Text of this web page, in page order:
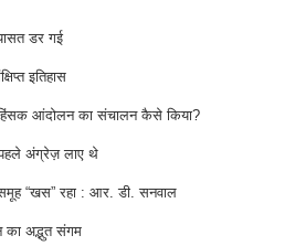
डर गई
इतिहास
आंदोलन का संचालन कैसे किया?
अंग्रेज़ लाए थे
“खस” रहा : आर. डी. सनवाल
का अद्भुत संगम